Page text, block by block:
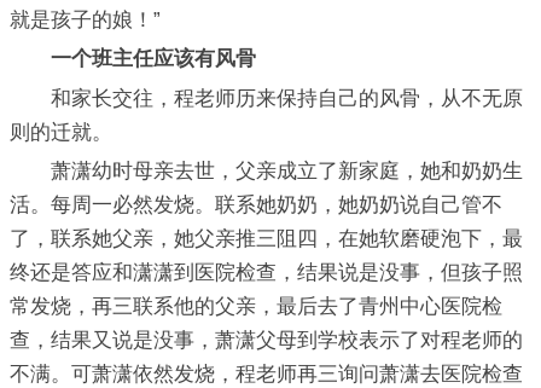
就是孩子的娘！”
一个班主任应该有风骨
和家长交往，程老师历来保持自己的风骨，从不无原
则的迁就。
萧潇幼时母亲去世，父亲成立了新家庭，她和奶奶生
活。每周一必然发烧。联系她奶奶，她奶奶说自己管不
了，联系她父亲，她父亲推三阻四，在她软磨硬泡下，最
终还是答应和潇潇到医院检查，结果说是没事，但孩子照
常发烧，再三联系他的父亲，最后去了青州中心医院检
查，结果又说是没事，萧潇父母到学校表示了对程老师的
不满。可萧潇依然发烧，程老师再三询问萧潇去医院检查